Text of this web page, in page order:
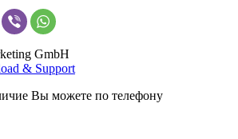
GmbH
& Support
Вы можете по телефону